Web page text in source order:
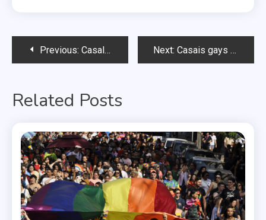
Navegação
Post
Previous: Casal gay do Rio consegue certidão de casamento civil Next: Casais gays colombianos poderão se beijar em público
Related Posts